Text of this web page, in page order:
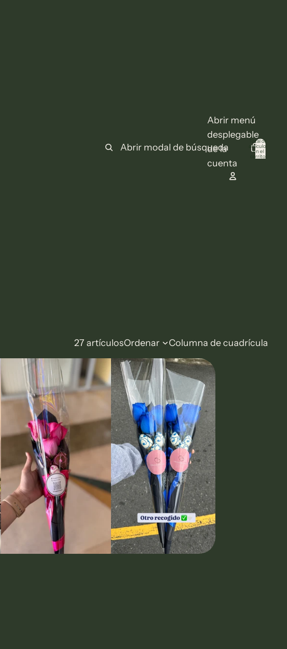
Abrir modal de búsqueda
Abrir menú
desplegable
de la
cuenta
Total de
artículos
en el
carrito:
27 artículosOrdenar Columna de cuadrícula